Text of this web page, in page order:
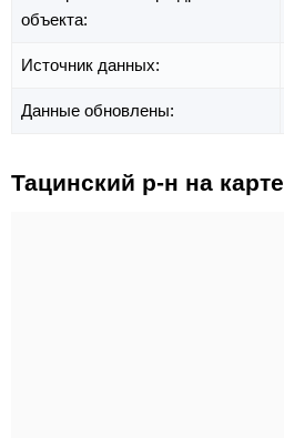
объекта:
Источник данных:
Данные обновлены:
Тацинский р-н на карте